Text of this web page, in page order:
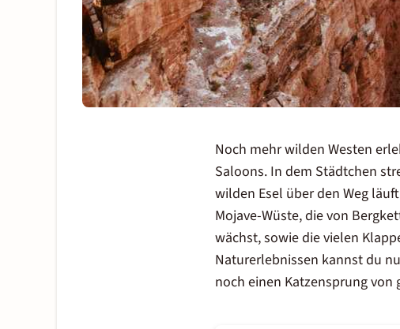
Noch mehr wilden Westen
Saloons. In dem Städtchen
wilden Esel über den Weg
Mojave-Wüste, die von
wächst, sowie die vielen
Naturerlebnissen kannst du
noch einen Katzensprung von